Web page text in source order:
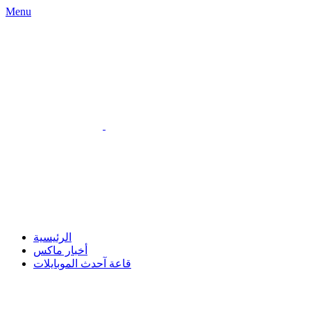
Menu
الرئيسية
أخبار ماكس
قاعة آحدث الموبايلات